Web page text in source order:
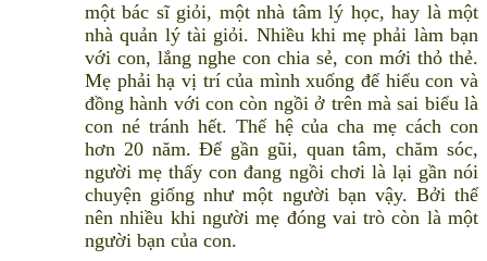
một bác sĩ giỏi, một nhà tâm lý học, hay là một
nhà quản lý tài giỏi. Nhiều khi mẹ phải làm bạn
với con, lắng nghe con chia sẻ, con mới thỏ thẻ.
Mẹ phải hạ vị trí của mình xuống để hiểu con và
đồng hành với con còn ngồi ở trên mà sai biểu là
con né tránh hết. Thế hệ của cha mẹ cách con
hơn 20 năm. Để gần gũi, quan tâm, chăm sóc,
người mẹ thấy con đang ngồi chơi là lại gần nói
chuyện giống như một người bạn vậy. Bởi thế
nên nhiều khi người mẹ đóng vai trò còn là một
người bạn của con.